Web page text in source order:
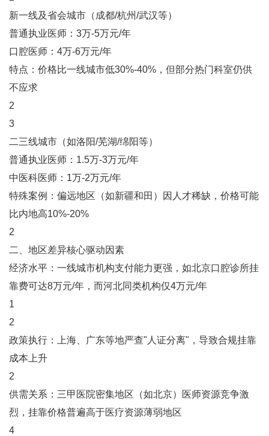
‌新一线及省会城市（成都/杭州/武汉等）‌
普通执业医师：3万-5万元/年
口腔医师：4万-6万元/年
特点：价格比一线城市低30%-40%，但部分热门科室仍供
不应求‌
2
3
‌二三线城市（如洛阳/芜湖/绵阳等）‌
普通执业医师：1.5万-3万元/年
中医科医师：1万-2万元/年
特殊案例：偏远地区（如新疆和田）因人才稀缺，价格可能
比内地高10%-20%‌
2
二、地区差异核心驱动因素
‌经济水平‌：一线城市机构支付能力更强，如北京口腔诊所挂
靠费可达8万元/年，而河北同类机构仅4万元/年‌
1
2
‌政策执行‌：上海、广东等地严查"人证分离"，导致合规挂靠
成本上升‌
2
‌供需关系‌：三甲医院密集地区（如北京）医师资源竞争激
烈，挂靠价格普遍高于医疗资源薄弱地区‌
4